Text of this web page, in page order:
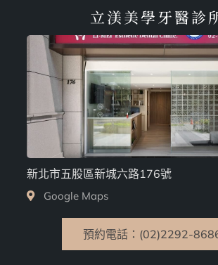
立渼美學牙醫診
新北市五股區新城六路176號
Google Maps
預約電話：(02)2292-